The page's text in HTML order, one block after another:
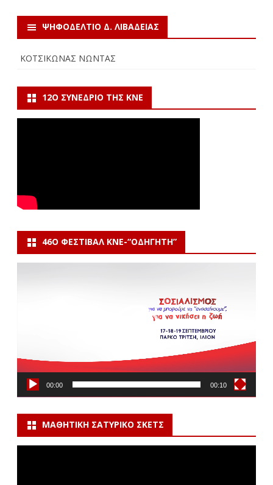
ΨΗΦΟΔΕΛΤΙΟ Δ. ΛΙΒΑΔΕΙΑΣ
ΚΟΤΣΙΚΩΝΑΣ ΝΩΝΤΑΣ
12Ο ΣΥΝΈΔΡΙΟ ΤΗΣ ΚΝΕ
46Ο ΦΕΣΤΙΒΆΛ ΚΝΕ-“ΟΔΗΓΗΤΗ”
Πρόγραμμα
00:00 00:10
ΜΑΘΗΤΙΚΉ ΣΑΤΥΡΙΚΌ ΣΚΕΤΣ